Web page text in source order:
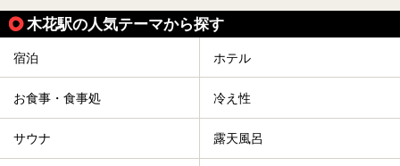
木花駅の人気テーマから探す
宿泊 ホテル
お食事・食事処 冷え性
サウナ 露天風呂